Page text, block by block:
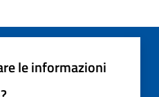
le informazioni